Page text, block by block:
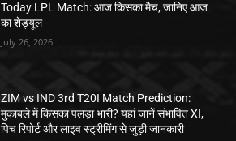
Today LPL Match: आज किसका मैच, जानिए आज
का शेड्यूल
July 26, 2026
ZIM vs IND 3rd T20I Match Prediction:
मुकाबले में किसका पलड़ा भारी? यहां जानें संभावित XI,
पिच रिपोर्ट और लाइव स्ट्रीमिंग से जुड़ी जानकारी